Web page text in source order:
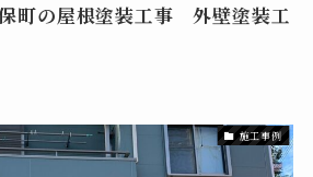
町の屋根塗装工事 外壁塗装工
施工事例